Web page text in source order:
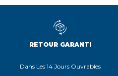
RETOUR GARANTI
Dans Les 14 Jours Ouvrables